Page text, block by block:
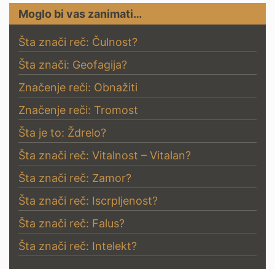
Moglo bi vas zanimati…
Šta znači reč: Čulnost?
Šta znači: Geofagija?
Značenje reči: Obnažiti
Značenje reči: Tromost
Šta je to: Ždrelo?
Šta znači reč: Vitalnost – Vitalan?
Šta znači reč: Zamor?
Šta znači reč: Iscrpljenost?
Šta znači reč: Falus?
Šta znači reč: Intelekt?